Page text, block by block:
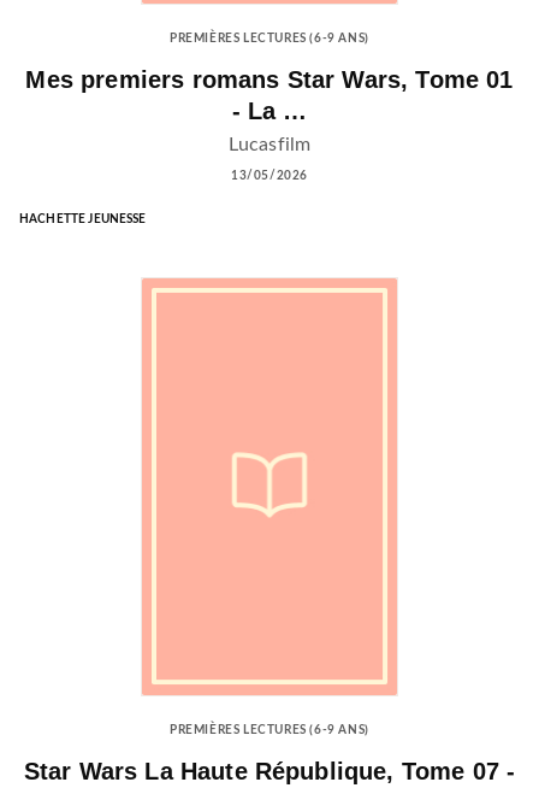
PREMIÈRES LECTURES (6-9 ANS)
Mes premiers romans Star Wars, Tome 01
- La …
Lucasfilm
13/05/2026
HACHETTE JEUNESSE
PREMIÈRES LECTURES (6-9 ANS)
Star Wars La Haute République, Tome 07 -